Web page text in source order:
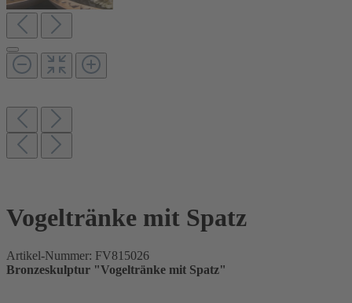
Vogeltränke mit Spatz
Artikel-Nummer: FV815026
Bronzeskulptur "Vogeltränke mit Spatz"